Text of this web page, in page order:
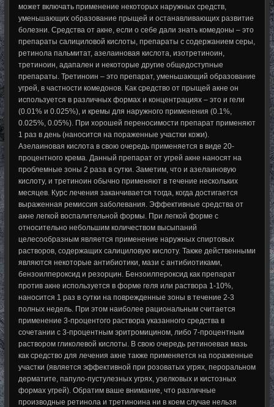
может включать применение некоторых наружных средств,
уменьшающих образование прыщей и останавливающих развитие
болезни. Средства от акне, если о себе дали знать комедоны – это
препараты салициловой кислоты, препараты с содержанием серы,
ретинола пальмитат, азелаиновая кислота, изотретиноин,
третиноин, адапален и некоторые другие общедоступные
препараты. Третиноин – это препарат, уменьшающий образование
угрей, в частности комедонов. Как средство от прыщей акне он
используется в различных формах и концентрациях – это и гели
(0.01% и 0.025%), и кремы для наружного применения (0.1%,
0.025%, 0.05%). При хорошей переносимости препарат применяют
1 раз в день (наносится на пораженные участки кожи).
Азелаиновая кислота в свою очередь применяется в виде 20-
процентного крема. Данный препарат от угрей акне наносят на
проблемные зоны 2 раза в сутки. Заметим, что и азелаиновую
кислоту, и третиноин обычно применяют в течение нескольких
месяцев. Курс лечения заканчивается тогда, когда достигается
выраженная ремиссия заболевания. Эффективные средства от
акне легкой воспалительной формы. При легкой форме с
относительно небольшим количеством высыпаний
целесообразным является применение наружных спиртовых
растворов, содержащих салициловую кислоту. Также действенными
являются некоторые антибиотики, мази с антибиотиками,
бензоилпероксид и резорцин. Бензоилпероксид как препарат
против акне используется в форме геля или раствора 1-10%,
наносится 1 раз в сутки на поврежденные зоны в течение 2-3
полных недель. При этом наиболее рациональным считается
применение 3-процентого раствора указанного средства в
сочетании с 3-процентным эритромицином, либо 7-процентным
раствором гликолевой кислоты. В свою очередь ретиноевая мазь
как средство для лечения акне также применяется на пораженные
участки (является эффективной при розоватых угрях, пероральном
дерматите, папуло-пустулезных угрях, узелковых и кистозных
формах угрей). Обратим ваше внимание, что различные
производные ретинола и третиноина ни в коем случае нельзя